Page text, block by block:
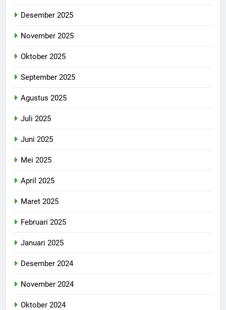
Desember 2025
November 2025
Oktober 2025
September 2025
Agustus 2025
Juli 2025
Juni 2025
Mei 2025
April 2025
Maret 2025
Februari 2025
Januari 2025
Desember 2024
November 2024
Oktober 2024